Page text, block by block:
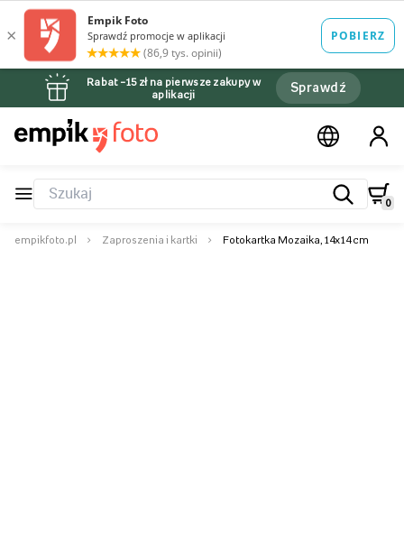
Rabat –15 zł na pierwsze zakupy w
aplikacji
Sprawdź
0
empikfoto.pl Zaproszenia i kartki Fotokartka Mozaika, 14x14 cm